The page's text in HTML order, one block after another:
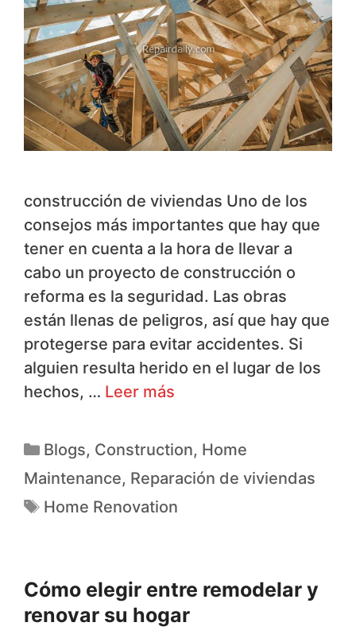
construcción de viviendas Uno de los
consejos más importantes que hay que
tener en cuenta a la hora de llevar a
cabo un proyecto de construcción o
reforma es la seguridad. Las obras
están llenas de peligros, así que hay que
protegerse para evitar accidentes. Si
alguien resulta herido en el lugar de los
hechos, … Leer más
Blogs, Construction, Home
Maintenance, Reparación de viviendas
Home Renovation
Cómo elegir entre remodelar y
renovar su hogar